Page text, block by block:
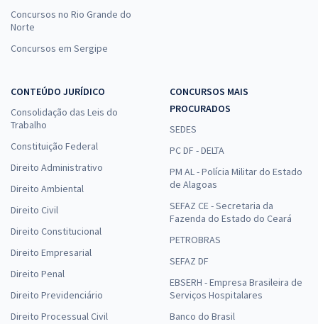
Concursos no Rio Grande do
Norte
Concursos em Sergipe
CONTEÚDO JURÍDICO
Consolidação das Leis do
Trabalho
Constituição Federal
Direito Administrativo
Direito Ambiental
Direito Civil
Direito Constitucional
Direito Empresarial
Direito Penal
Direito Previdenciário
Direito Processual Civil
CONCURSOS MAIS
PROCURADOS
SEDES
PC DF - DELTA
PM AL - Polícia Militar do Estado
de Alagoas
SEFAZ CE - Secretaria da
Fazenda do Estado do Ceará
PETROBRAS
SEFAZ DF
EBSERH - Empresa Brasileira de
Serviços Hospitalares
Banco do Brasil